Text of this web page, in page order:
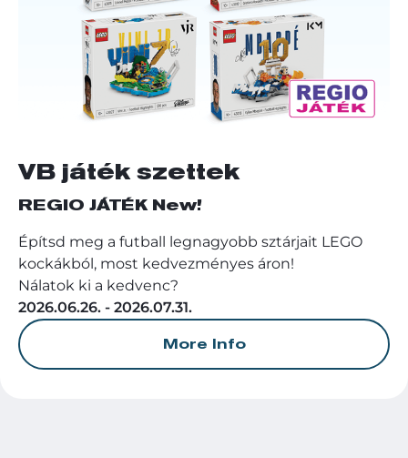
VB játék szettek
REGIO JÁTÉK New!
Építsd meg a futball legnagyobb sztárjait LEGO
kockákból, most kedvezményes áron!
Nálatok ki a kedvenc?
2026.06.26. - 2026.07.31.
More Info